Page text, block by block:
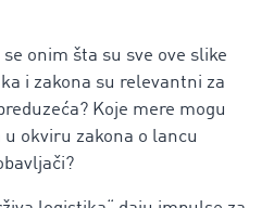
onim šta su sve ove slike
i zakona su relevantni za
Koje mere mogu
u okviru zakona o lancu